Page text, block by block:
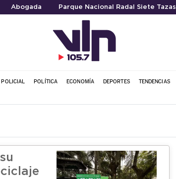
Abogada Parque Nacional Radal Siete Tazas
POLICIAL POLÍTICA ECONOMÍA DEPORTES TENDENCIAS